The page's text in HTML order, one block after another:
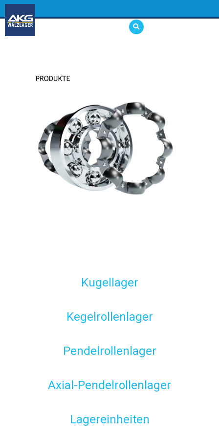
Kugellager
Kegelrollenlager
Pendelrollenlager
Axial-Pendelrollenlager
Lagereinheiten